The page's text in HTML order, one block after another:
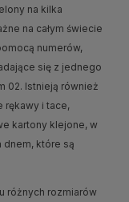
na kilka
na całym świecie
numerów,
się z jednego
02. Istnieją również
rękawy i tace,
kartony klejone, w
które są
różnych rozmiarów